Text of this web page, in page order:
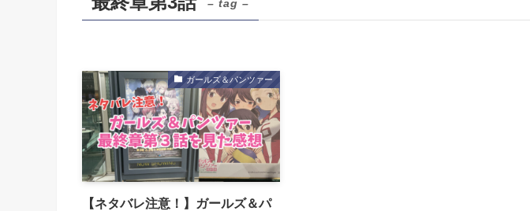
– tag –
ガールズ＆パンツァー
【ネタバレ注意！】ガールズ＆パ